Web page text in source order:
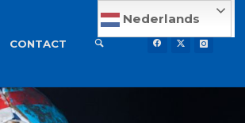
CONTACT
Nederlands